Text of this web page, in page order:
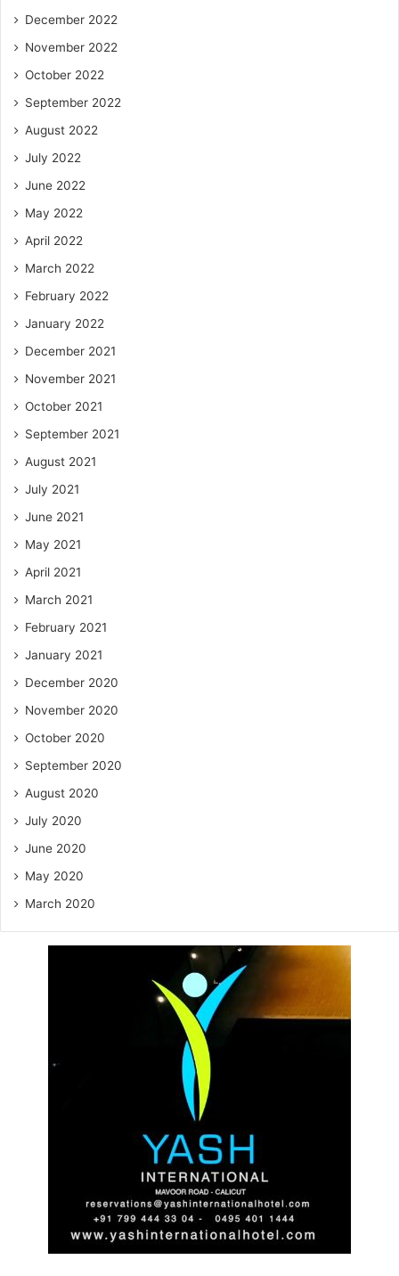
December 2022
November 2022
October 2022
September 2022
August 2022
July 2022
June 2022
May 2022
April 2022
March 2022
February 2022
January 2022
December 2021
November 2021
October 2021
September 2021
August 2021
July 2021
June 2021
May 2021
April 2021
March 2021
February 2021
January 2021
December 2020
November 2020
October 2020
September 2020
August 2020
July 2020
June 2020
May 2020
March 2020